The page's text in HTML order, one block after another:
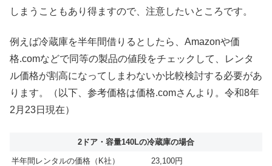
しまうこともあり得ますので、注意したいところです。
例えば冷蔵庫を半年間借りるとしたら、Amazonや価
格.comなどで同等の製品の値段をチェックして、レンタ
ル価格が割高になってしまわないか比較検討する必要があ
ります。（以下、参考価格は価格.comさんより。令和8年
2月23日現在）
2ドア・容量140Lの冷蔵庫の場合
半年間レンタルの価格（K社）
23,100円